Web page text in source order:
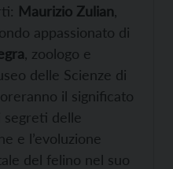
Maurizio Zulian
appassionato di
, zoologo e
delle Scienze di
il significato
segreti delle
e l’evoluzione
del felino nel suo